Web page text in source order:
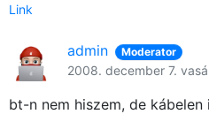
Link
admin Moderator
2008. december 7.
bt-n nem hiszem, de kábelen